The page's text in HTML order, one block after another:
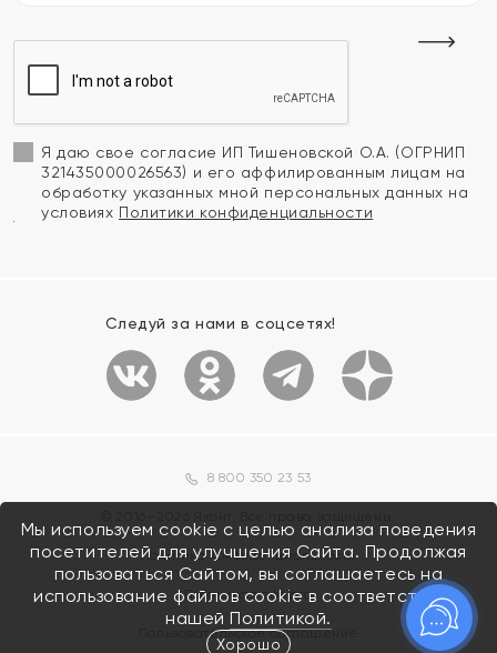
Я даю свое согласие ИП Тишеновской О.А. (ОГРНИП
321435000026563) и его аффилированным лицам на
обработку указанных мной персональных данных на
условиях Политики конфиденциальности
Следуй за нами в соцсетях!
8 800 350 23 53
Политика конфиденциальности
Публичная оферта
Пользовательское соглашение
Мы используем cookie с целью анализа поведения
посетителей для улучшения Сайта. Продолжая
пользоваться Сайтом, вы соглашаетесь на
использование файлов cookie в соответствии с
нашейПолитикой.
Хорошо